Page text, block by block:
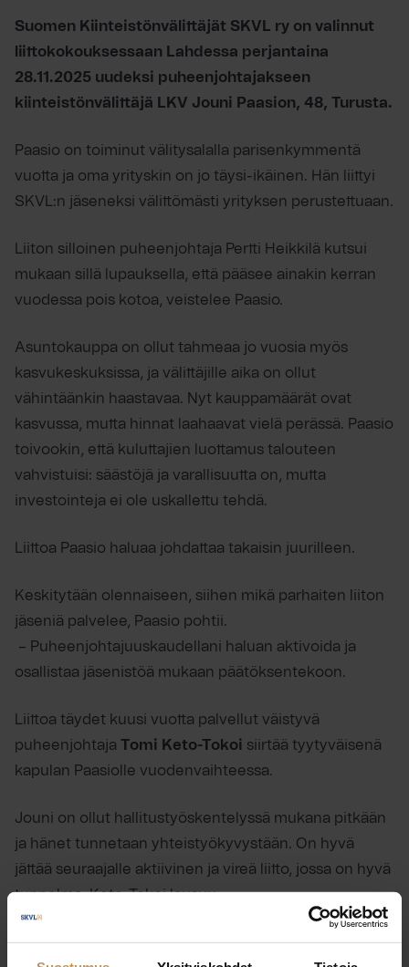
Suomen Kiinteistönvälittäjät SKVL ry on valinnut
liittokokouksessaan Lahdessa perjantaina
28.11.2025 uudeksi puheenjohtajakseen
kiinteistönvälittäjä LKV Jouni Paasion, 48, Turusta.
Paasio on toiminut välitysalalla parisenkymmentä
vuotta ja oma yrityskin on jo täysi-ikäinen. Hän liittyi
SKVL:n jäseneksi välittömästi yrityksen perustettuaan.
Liiton silloinen puheenjohtaja Pertti Heikkilä kutsui
mukaan sillä lupauksella, että pääsee ainakin kerran
vuodessa pois kotoa, veistelee Paasio.
Asuntokauppa on ollut tahmeaa jo vuosia myös
kasvukeskuksissa, ja välittäjille aika on ollut
vähintäänkin haastavaa. Nyt kauppamäärät ovat
kasvussa, mutta hinnat laahaavat vielä perässä. Paasio
toivookin, että kuluttajien luottamus talouteen
vahvistuisi: säästöjä ja varallisuutta on, mutta
investointeja ei ole uskallettu tehdä.
Liittoa Paasio haluaa johdattaa takaisin juurilleen.
Keskitytään olennaiseen, siihen mikä parhaiten liiton
jäseniä palvelee, Paasio pohtii.
– Puheenjohtajuuskaudellani haluan aktivoida ja
osallistaa jäsenistöä mukaan päätöksentekoon.
Liittoa täydet kuusi vuotta palvellut väistyvä
puheenjohtaja Tomi Keto-Tokoi siirtää tyytyväisenä
kapulan Paasiolle vuodenvaihteessa.
Jouni on ollut hallitustyöskentelyssä mukana pitkään
ja hänet tunnetaan yhteistyökyvystään. On hyvä
jättää seuraajalle aktiivinen ja vireä liitto, jossa on hyvä
tunnelma, Keto-Tokoi lausuu.
Liittohallitukseen valittiin puheenjohtaja Paasion